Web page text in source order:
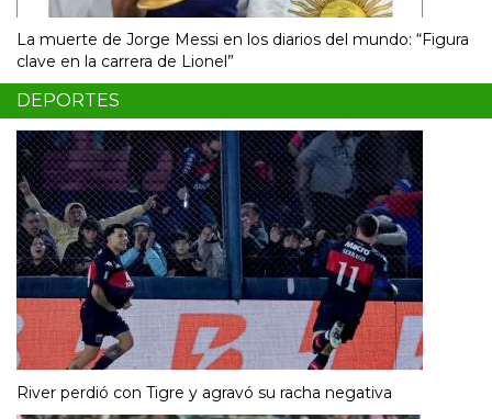
La muerte de Jorge Messi en los diarios del mundo: “Figura
clave en la carrera de Lionel”
DEPORTES
River perdió con Tigre y agravó su racha negativa